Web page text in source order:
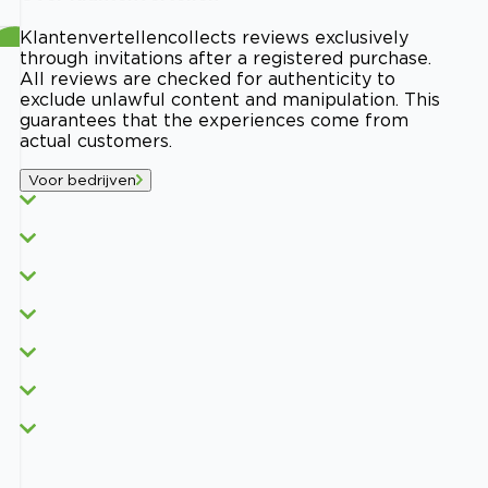
Klantenvertellencollects reviews exclusively
through invitations after a registered purchase.
All reviews are checked for authenticity to
exclude unlawful content and manipulation. This
guarantees that the experiences come from
actual customers.
Voor bedrijven